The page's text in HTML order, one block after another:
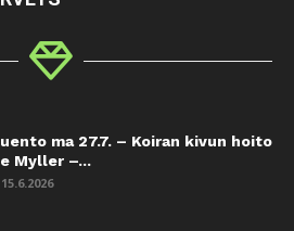
ma 27.7. – Koiran kivun hoito
Myller –...
15.6.2026